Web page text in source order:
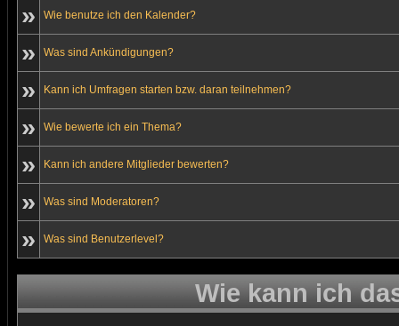
» Wie benutze ich den Kalender?
» Was sind Ankündigungen?
» Kann ich Umfragen starten bzw. daran teilnehmen?
» Wie bewerte ich ein Thema?
» Kann ich andere Mitglieder bewerten?
» Was sind Moderatoren?
» Was sind Benutzerlevel?
Wie kann ich